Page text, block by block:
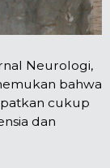
Neurologi,
bahwa
cukup
dan